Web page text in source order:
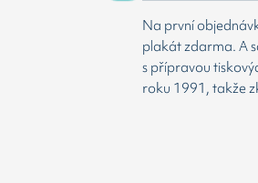
Na první
plakát zdarma. A
s přípravou
roku 1991, takže